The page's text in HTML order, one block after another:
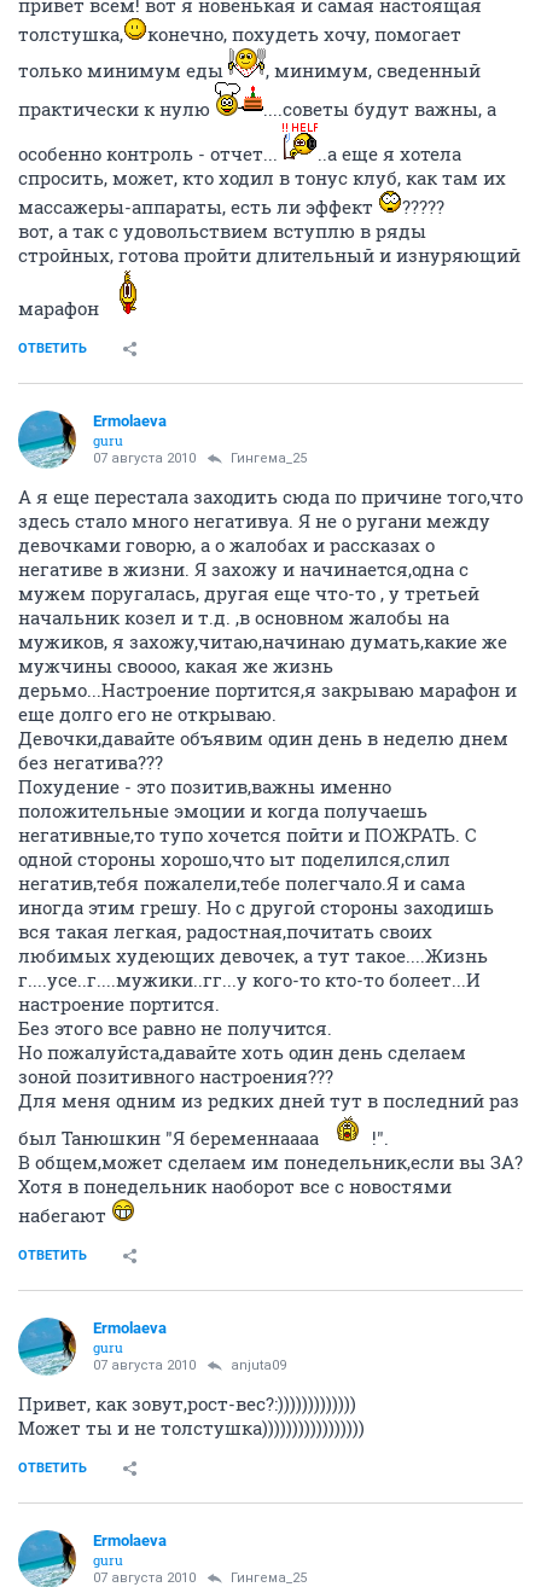
привет всем! вот я новенькая и самая настоящая
толстушка,
конечно, похудеть хочу, помогает
только минимум еды
, минимум, сведенный
практически к нулю
....советы будут важны, а
особенно контроль - отчет...
..а еще я хотела
спросить, может, кто ходил в тонус клуб, как там их
массажеры-аппараты, есть ли эффект
?????
вот, а так с удовольствием вступлю в ряды
стройных, готова пройти длительный и изнуряющий
марафон
ОТВЕТИТЬ
Ermolaeva
guru
07 августа 2010 Гингема_25
А я еще перестала заходить сюда по причине того,что
здесь стало много негативуа. Я не о ругани между
девочками говорю, а о жалобах и рассказах о
негативе в жизни. Я захожу и начинается,одна с
мужем поругалась, другая еще что-то , у третьей
начальник козел и т.д. ,в основном жалобы на
мужиков, я захожу,читаю,начинаю думать,какие же
мужчины своооо, какая же жизнь
дерьмо...Настроение портится,я закрываю марафон и
еще долго его не открываю.
Девочки,давайте объявим один день в неделю днем
без негатива???
Похудение - это позитив,важны именно
положительные эмоции и когда получаешь
негативные,то тупо хочется пойти и ПОЖРАТЬ. С
одной стороны хорошо,что ыт поделился,слил
негатив,тебя пожалели,тебе полегчало.Я и сама
иногда этим грешу. Но с другой стороны заходишь
вся такая легкая, радостная,почитать своих
любимых худеющих девочек, а тут такое....Жизнь
г....усе..г....мужики..гг...у кого-то кто-то болеет...И
настроение портится.
Без этого все равно не получится.
Но пожалуйста,давайте хоть один день сделаем
зоной позитивного настроения???
Для меня одним из редких дней тут в последний раз
был Танюшкин "Я беременнаааа
!".
В общем,может сделаем им понедельник,если вы ЗА?
Хотя в понедельник наоборот все с новостями
набегают
ОТВЕТИТЬ
Ermolaeva
guru
07 августа 2010 anjuta09
Привет, как зовут,рост-вес?:)))))))))))))
Может ты и не толстушка)))))))))))))))))
ОТВЕТИТЬ
Ermolaeva
guru
07 августа 2010 Гингема_25